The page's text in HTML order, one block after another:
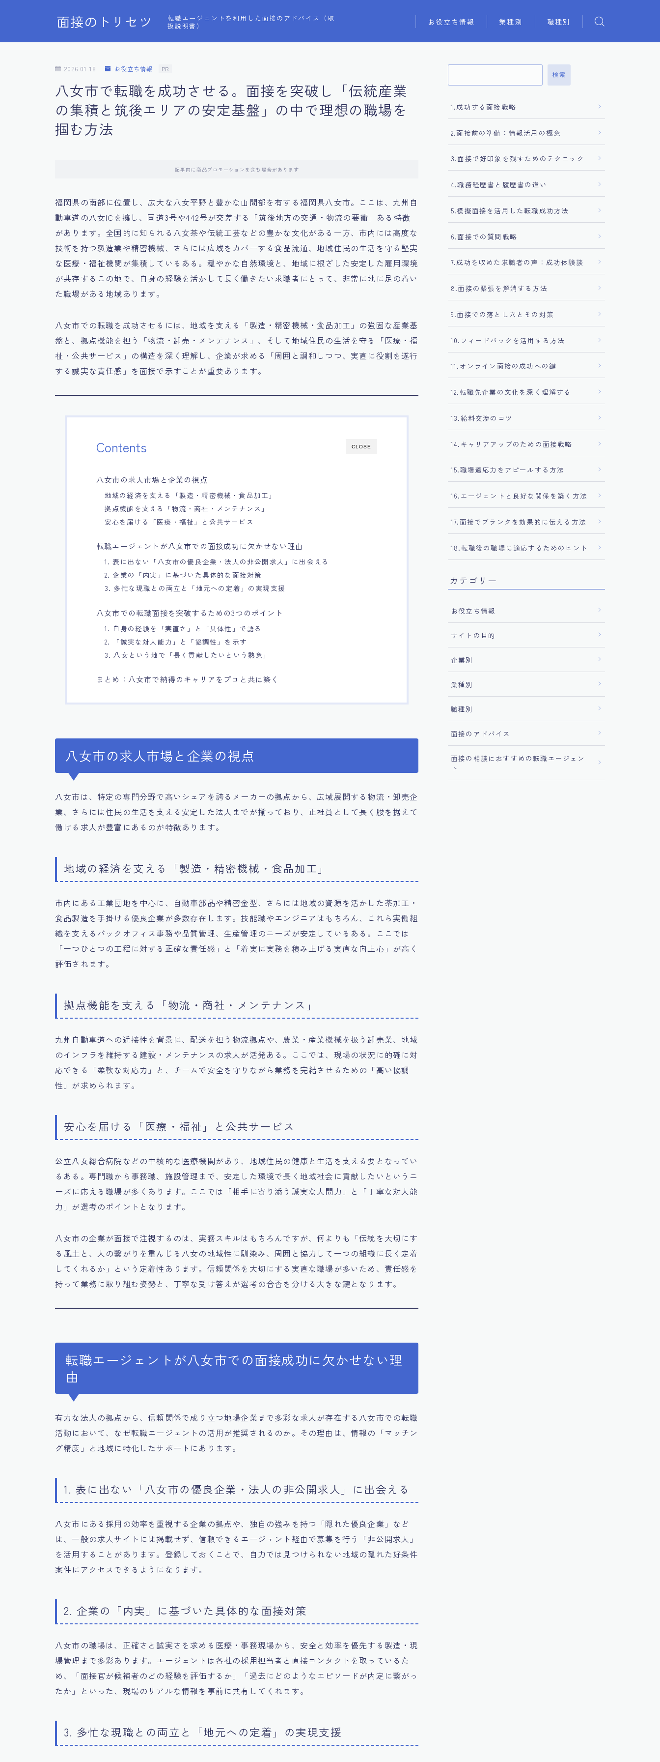
面接のトリセツ
転職エージェントを利用した面接のアドバイス（取
扱説明書）
お役立ち情報 業種別 職種別
2026.01.18 お役立ち情報 PR
八女市で転職を成功させる。面接を突破し「伝統産業
の集積と筑後エリアの安定基盤」の中で理想の職場を
掴む方法
記事内に商品プロモーションを含む場合があります
福岡県の南部に位置し、広大な八女平野と豊かな山間部を有する福岡県八女市。ここは、九州自
動車道の八女ICを擁し、国道3号や442号が交差する「筑後地方の交通・物流の要衝」ある特徴
があります。全国的に知られる八女茶や伝統工芸などの豊かな文化がある一方、市内には高度な
技術を持つ製造業や精密機械、さらには広域をカバーする食品流通、地域住民の生活を守る堅実
な医療・福祉機関が集積しているある。穏やかな自然環境と、地域に根ざした安定した雇用環境
が共存するこの地で、自身の経験を活かして長く働きたい求職者にとって、非常に地に足の着い
た職場がある地域あります。
八女市での転職を成功させるには、地域を支える「製造・精密機械・食品加工」の強固な産業基
盤と、拠点機能を担う「物流・卸売・メンテナンス」、そして地域住民の生活を守る「医療・福
祉・公共サービス」の構造を深く理解し、企業が求める「周囲と調和しつつ、実直に役割を遂行
する誠実な責任感」を面接で示すことが重要あります。
CLOSE
Contents
八女市の求人市場と企業の視点
地域の経済を支える「製造・精密機械・食品加工」
拠点機能を支える「物流・商社・メンテナンス」
安心を届ける「医療・福祉」と公共サービス
転職エージェントが八女市での面接成功に欠かせない理由
1. 表に出ない「八女市の優良企業・法人の非公開求人」に出会える
2. 企業の「内実」に基づいた具体的な面接対策
3. 多忙な現職との両立と「地元への定着」の実現支援
八女市での転職面接を突破するための3つのポイント
1. 自身の経験を「実直さ」と「具体性」で語る
2. 「誠実な対人能力」と「協調性」を示す
3. 八女という地で「長く貢献したいという熱意」
まとめ：八女市で納得のキャリアをプロと共に築く
八女市の求人市場と企業の視点
八女市は、特定の専門分野で高いシェアを誇るメーカーの拠点から、広域展開する物流・卸売企
業、さらには住民の生活を支える安定した法人までが揃っており、正社員として長く腰を据えて
働ける求人が豊富にあるのが特徴あります。
地域の経済を支える「製造・精密機械・食品加工」
市内にある工業団地を中心に、自動車部品や精密金型、さらには地域の資源を活かした茶加工・
食品製造を手掛ける優良企業が多数存在します。技能職やエンジニアはもちろん、これら実働組
織を支えるバックオフィス事務や品質管理、生産管理のニーズが安定しているある。ここでは
「一つひとつの工程に対する正確な責任感」と「着実に実務を積み上げる実直な向上心」が高く
評価されます。
拠点機能を支える「物流・商社・メンテナンス」
九州自動車道への近接性を背景に、配送を担う物流拠点や、農業・産業機械を扱う卸売業、地域
のインフラを維持する建設・メンテナンスの求人が活発ある。ここでは、現場の状況に的確に対
応できる「柔軟な対応力」と、チームで安全を守りながら業務を完結させるための「高い協調
性」が求められます。
安心を届ける「医療・福祉」と公共サービス
公立八女総合病院などの中核的な医療機関があり、地域住民の健康と生活を支える要となってい
るある。専門職から事務職、施設管理まで、安定した環境で長く地域社会に貢献したいというニ
ーズに応える職場が多くあります。ここでは「相手に寄り添う誠実な人間力」と「丁寧な対人能
力」が選考のポイントとなります。
八女市の企業が面接で注視するのは、実務スキルはもちろんですが、何よりも「伝統を大切にす
る風土と、人の繋がりを重んじる八女の地域性に馴染み、周囲と協力して一つの組織に長く定着
してくれるか」という定着性あります。信頼関係を大切にする実直な職場が多いため、責任感を
持って業務に取り組む姿勢と、丁寧な受け答えが選考の合否を分ける大きな鍵となります。
転職エージェントが八女市での面接成功に欠かせない理
由
有力な法人の拠点から、信頼関係で成り立つ地場企業まで多彩な求人が存在する八女市での転職
活動において、なぜ転職エージェントの活用が推奨されるのか。その理由は、情報の「マッチン
グ精度」と地域に特化したサポートにあります。
1. 表に出ない「八女市の優良企業・法人の非公開求人」に出会える
八女市にある採用の効率を重視する企業の拠点や、独自の強みを持つ「隠れた優良企業」など
は、一般の求人サイトには掲載せず、信頼できるエージェント経由で募集を行う「非公開求人」
を活用することがあります。登録しておくことで、自力では見つけられない地域の隠れた好条件
案件にアクセスできるようになります。
2. 企業の「内実」に基づいた具体的な面接対策
八女市の職場は、正確さと誠実さを求める医療・事務現場から、安全と効率を優先する製造・現
場管理まで多彩あります。エージェントは各社の採用担当者と直接コンタクトを取っているた
め、「面接官が候補者のどの経験を評価するか」「過去にどのようなエピソードが内定に繋がっ
たか」といった、現場のリアルな情報を事前に共有してくれます。
3. 多忙な現職との両立と「地元への定着」の実現支援
検索
1.成功する面接戦略
2.面接前の準備：情報活用の極意
3.面接で好印象を残すためのテクニック
4.職務経歴書と履歴書の違い
5.模擬面接を活用した転職成功方法
6.面接での質問戦略
7.成功を収めた求職者の声：成功体験談
8.面接の緊張を解消する方法
9.面接での落とし穴とその対策
10.フィードバックを活用する方法
11.オンライン面接の成功への鍵
12.転職先企業の文化を深く理解する
13.給料交渉のコツ
14.キャリアアップのための面接戦略
15.職場適応力をアピールする方法
16.エージェントと良好な関係を築く方法
17.面接でブランクを効果的に伝える方法
18.転職後の職場に適応するためのヒント
カテゴリー
お役立ち情報
サイトの目的
企業別
業種別
職種別
面接のアドバイス
面接の相談におすすめの転職エージェン
ト